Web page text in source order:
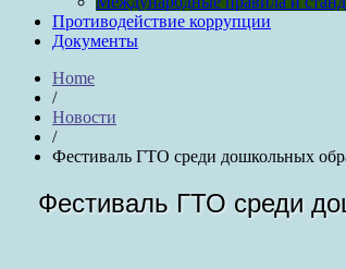
Противодействие коррупции
Документы
Home
/
Новости
/
Фестиваль ГТО среди дошкольных
Фестиваль ГТО среди